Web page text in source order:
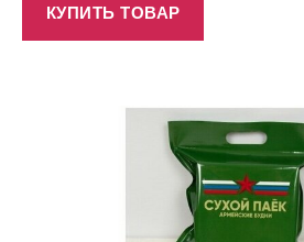
КУПИТЬ ТОВАР